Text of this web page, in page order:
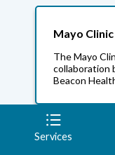
Mayo
The Mayo
collaboration
Beacon
Services